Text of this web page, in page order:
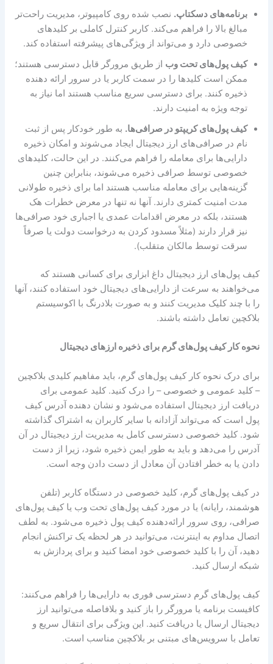
برنامه‌های دسکتاپ. نصب شده روی کامپیوتر، مدیریت راحت‌تر
مبالغ بالا را فراهم می‌کند. کاربر کنترل کاملی بر کلیدهای
خصوصی دارد و می‌تواند از ویژگی‌های پیشرفته استفاده کند.
کیف پول‌های تحت وب از طریق مرورگر قابل دسترسی هستند؛
ممکن است کلیدها را در سمت کاربر یا در سرور ارائه دهنده
ذخیره کنند. برای دسترسی سریع مناسب هستند اما نیاز به
توجه ویژه به امنیت دارند.
کیف پول‌های کریپتو در صرافی‌ها. به طور خودکار پس از ثبت
نام در صرافی‌های ارز دیجیتال ایجاد می‌شوند و امکان ذخیره
دارایی‌ها برای معامله را فراهم می‌کنند. در این حالت، کلیدهای
خصوصی توسط صرافی ذخیره می‌شوند، بنابراین چنین
گزینه‌هایی برای معامله مناسب هستند اما برای ذخیره طولانی
مدت امنیت کمتری دارند. آنها نه تنها در معرض خطرات هک
هستند، بلکه در معرض اقدامات عمدی یا اجباری خود صرافی‌ها
نیز قرار دارند (مثلاً مسدود کردن به درخواست دولت یا صرفاً
سرقت توسط مالکان متقلب).
کیف پول‌های ارز دیجیتال داغ ابزاری برای کسانی هستند که
می‌خواهند به سرعت از دارایی‌های دیجیتال خود استفاده کنند، آنها
را با چند کلیک مدیریت کنند و به صورت بلادرنگ با اکوسیستم
بلاکچین تعامل داشته باشند.
نحوه کار کیف پول‌های گرم برای ذخیره ارزهای دیجیتال
برای درک نحوه کار کیف پول‌های گرم، باید مفاهیم کلیدی بلاکچین
– کلید عمومی و خصوصی – را درک کنید. کلید عمومی برای
دریافت ارز دیجیتال استفاده می‌شود و نشان دهنده آدرس کیف
پول است که می‌تواند آزادانه با سایر کاربران به اشتراک گذاشته
شود. کلید خصوصی دسترسی کامل به مدیریت ارز دیجیتال در آن
آدرس را می‌دهد و باید به طور ایمن ذخیره شود، زیرا از دست
دادن یا به خطر افتادن آن معادل از دست دادن وجه است.
در کیف پول‌های گرم، کلید خصوصی در دستگاه کاربر (تلفن
هوشمند، رایانه) یا در مورد کیف پول‌های تحت وب یا کیف پول‌های
صرافی، روی سرور ارائه‌دهنده کیف پول ذخیره می‌شود. به لطف
اتصال مداوم به اینترنت، می‌توانید در هر لحظه یک تراکنش انجام
دهید، آن را با کلید خصوصی خود امضا کنید و برای پردازش به
شبکه ارسال کنید.
کیف پول‌های گرم دسترسی فوری به دارایی‌ها را فراهم می‌کنند:
کافیست برنامه یا مرورگر را باز کنید و بلافاصله می‌توانید ارز
دیجیتال ارسال یا دریافت کنید. این ویژگی برای انتقال سریع و
تعامل با سرویس‌های مبتنی بر بلاکچین مناسب است.